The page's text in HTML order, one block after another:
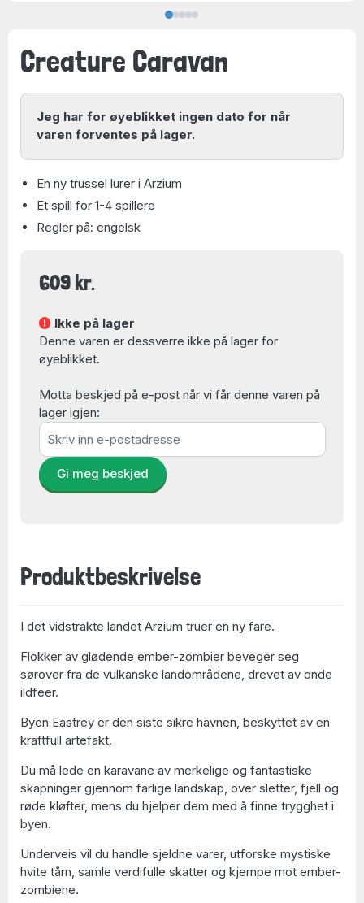
Creature Caravan
Jeg har for øyeblikket ingen dato for når
varen forventes på lager.
En ny trussel lurer i Arzium
Et spill for 1-4 spillere
Regler på: engelsk
609 kr.
Ikke på lager
Denne varen er dessverre ikke på lager for
øyeblikket.
Motta beskjed på e-post når vi får denne varen på
lager igjen:
Gi meg beskjed
Produktbeskrivelse
I det vidstrakte landet Arzium truer en ny fare.
Flokker av glødende ember-zombier beveger seg
sørover fra de vulkanske landområdene, drevet av onde
ildfeer.
Byen Eastrey er den siste sikre havnen, beskyttet av en
kraftfull artefakt.
Du må lede en karavane av merkelige og fantastiske
skapninger gjennom farlige landskap, over sletter, fjell og
røde kløfter, mens du hjelper dem med å finne trygghet i
byen.
Underveis vil du handle sjeldne varer, utforske mystiske
hvite tårn, samle verdifulle skatter og kjempe mot ember-
zombiene.